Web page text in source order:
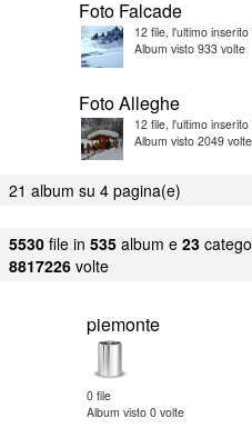
Foto Falcade
12 file, l'ultimo
Album visto 933 volte
Foto Alleghe
12 file, l'ultimo
Album visto 2049 volte
21 album su 4 pagina(e)
5530 file in 535 album e 23
8817226 volte
piemonte
0 file
Album visto 0 volte